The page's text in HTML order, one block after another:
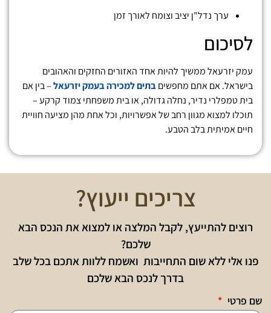
ערך נדל"ן יציב וצומח לאורך זמן
לסיכום
עמק יזרעאל ממשיך להיות אחד האזורים החזקים והאהובים
בישראל. אם אתם מחפשיםבתים למכירה בעמק יזרעאל– בין אם
בית טמפלרי נדיר, נחלה גדולה, או בית משפחתי צמוד קרקע –
תוכלו למצוא מגוון רחב של אפשרויות, וכל אחת מהן מציעה חוויית
חיים אמיתית בלב הטבע.
צריכים ייעוץ?
רוצים להתייעץ, לקבל המלצה או למצוא את הנכס הבא
שלכם?
פנו אלי ללא שום התחייבות ואשמח ללוות אתכם בכל שלב
בדרך לנכס הבא שלכם
שם פרטי